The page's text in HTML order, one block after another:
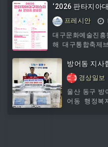
회에서는 대
준에 이르렀
지시했다.강
이 3일 오전
해 비공개 부
무진이 참석
지 7시간30
발표된 부동
‘2026 판타지아
최
프레시안
대구문화예술진
해 대구통합축제
전은 8월 3일~9월
축제에 관심 있
또는 팀으로 참여할 수 있다. 공
△AI 숏폼 △AI 이미
방어동 지사
원
경상일보
울산 동구 방
어동 행정복